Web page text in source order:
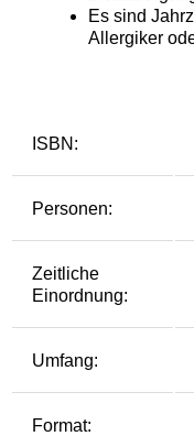
ISBN:
Personen:
Zeitliche
Einordnung:
Umfang:
Format: